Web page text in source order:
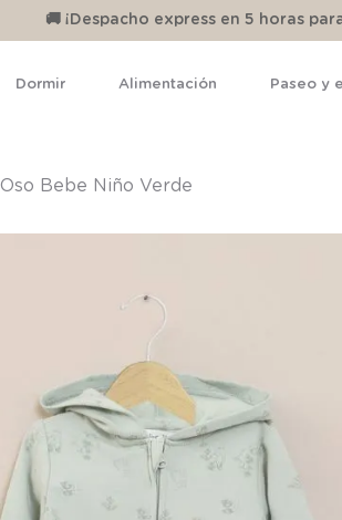
🚚 ¡Despacho express en 5 horas
Dormir Alimentación Paseo y
Oso Bebe Niño Verde